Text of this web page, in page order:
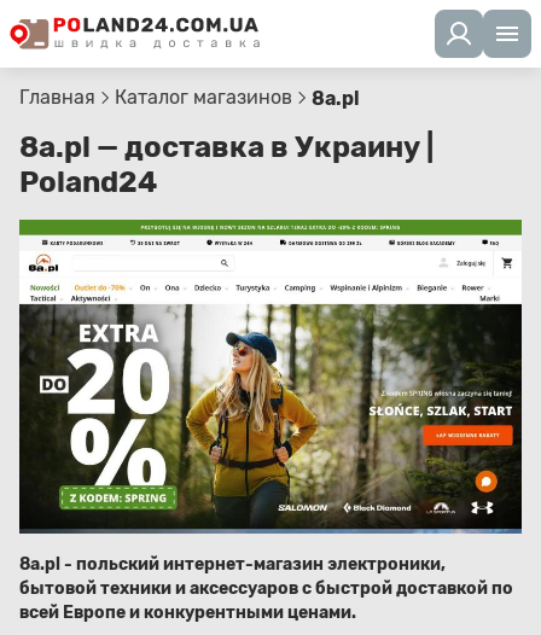
Главная Каталог магазинов 8a.pl
8a.pl — доставка в Украину |
Poland24
8a.pl - польский интернет-магазин электроники,
бытовой техники и аксессуаров с быстрой доставкой по
всей Европе и конкурентными ценами.